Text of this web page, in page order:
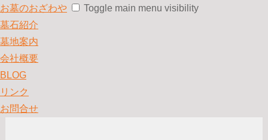
お墓のおざわや
Toggle main menu visibility
墓石紹介
墓地案内
会社概要
BLOG
リンク
お問合せ